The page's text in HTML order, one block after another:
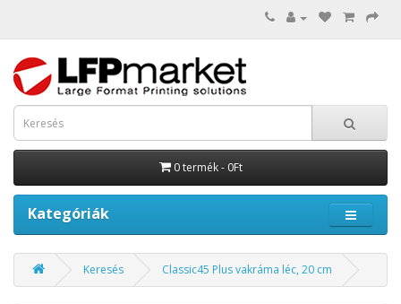
0 termék - 0Ft
Kategóriák
Keresés Classic45 Plus vakráma léc, 20 cm